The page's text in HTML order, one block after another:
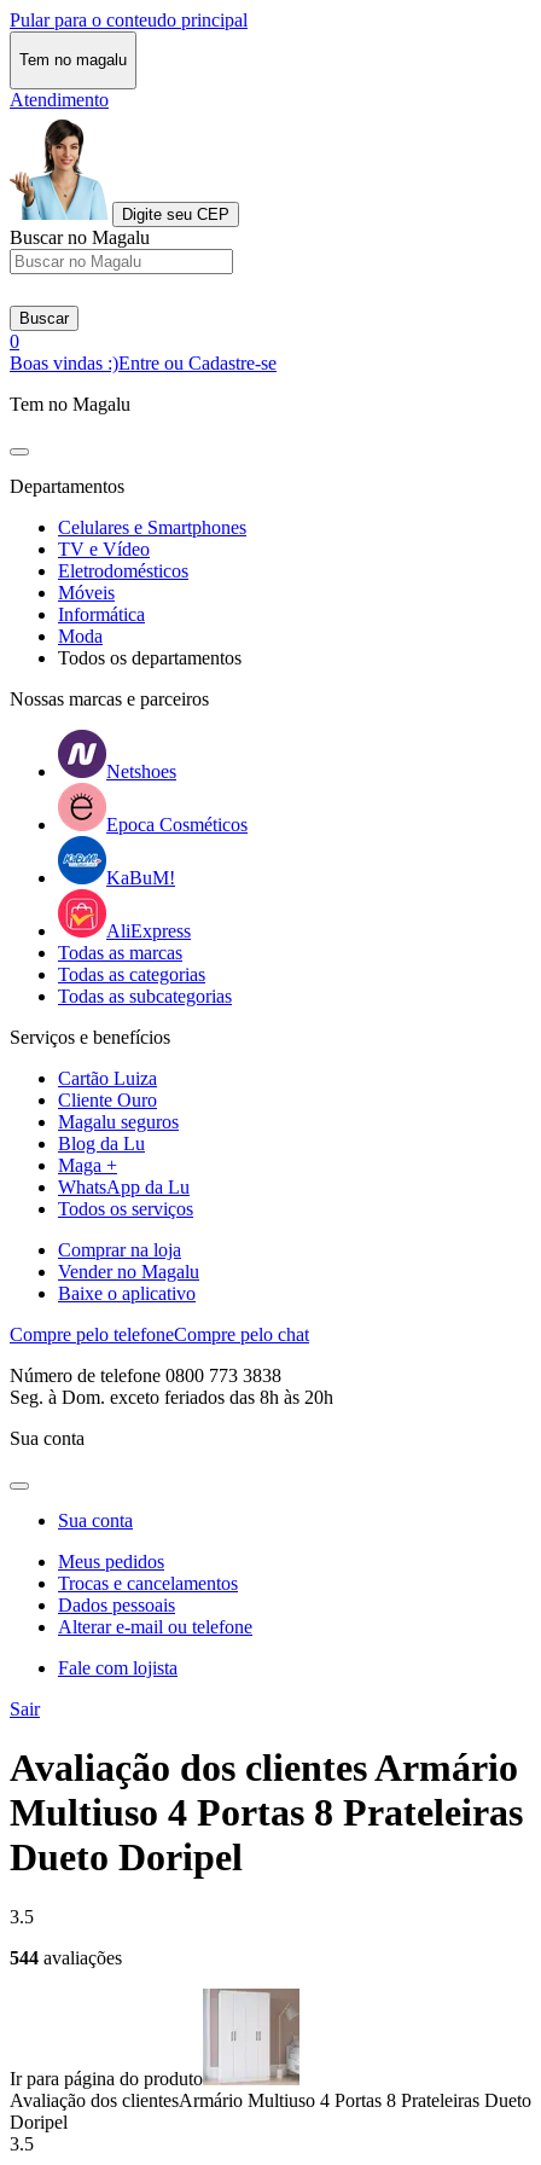
Pular para o conteudo principal
Tem no magalu
Atendimento
Digite seu CEP
Buscar no Magalu
Buscar
0
Boas vindas :)Entre ou Cadastre-se
Tem no Magalu
Departamentos
Celulares e Smartphones
TV e Vídeo
Eletrodomésticos
Móveis
Informática
Moda
Todos os departamentos
Nossas marcas e parceiros
Netshoes
Epoca Cosméticos
KaBuM!
AliExpress
Todas as marcas
Todas as categorias
Todas as subcategorias
Serviços e benefícios
Cartão Luiza
Cliente Ouro
Magalu seguros
Blog da Lu
Maga +
WhatsApp da Lu
Todos os serviços
Comprar na loja
Vender no Magalu
Baixe o aplicativo
Compre pelo telefoneCompre pelo chat
Número de telefone 0800 773 3838
Seg. à Dom. exceto feriados das 8h às 20h
Sua conta
Sua conta
Meus pedidos
Trocas e cancelamentos
Dados pessoais
Alterar e-mail ou telefone
Fale com lojista
Sair
Avaliação dos clientes Armário
Multiuso 4 Portas 8 Prateleiras
Dueto Doripel
3.5
544 avaliações
Ir para página do produto
Avaliação dos clientesArmário Multiuso 4 Portas 8 Prateleiras Dueto
Doripel
3.5